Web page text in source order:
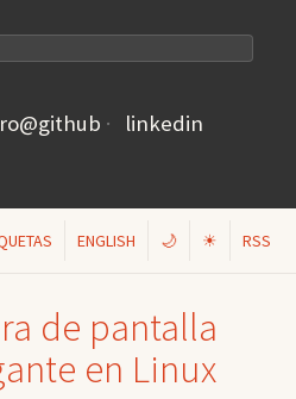
linkedin
ENGLISH 🌙 ☀ RSS
de pantalla
en Linux